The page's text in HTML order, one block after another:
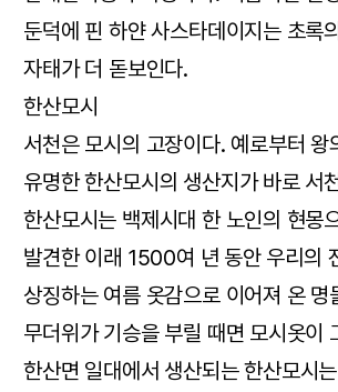
둔덕에 핀 하얀 사스타데이지는 초록
자태가 더 돋보인다.
한산모시
서천은 모시의 고장이다. 예로부터 왕
유명한 한산모시의 생산지가 바로 서
한산모시는 백제시대 한 노인의 현몽
발견한 이래 1500여 년 동안 우리의
상징하는 여름 옷감으로 이어져 온 명
무더위가 기승을 부릴 때면 모시옷이
한산면 일대에서 생산되는 한산모시